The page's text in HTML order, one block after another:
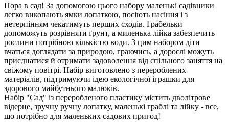
Пора в сад! За допомогою цього набору маленькі садівники
легко викопають ямки лопаткою, посіють насіння і з
нетерпінням чекатимуть перших сходів. Грабельки
допоможуть розрівняти ґрунт, а миленька лійка забезпечить
рослини потрібною кількістю води. З цим набором діти
вчаться доглядати за природою, граючись, а дорослі можуть
приєднатися й отримати задоволення від спільного заняття на
свіжому повітрі. Набір виготовлено з перероблених
матеріалів, підтримуючи ідею екологічної іграшки для
здорового майбутнього малюків.
Набір "Сад" із переробленого пластику містить дволітрове
відерце, зручну ручну лопатку, маленькі граблі та лійку - все,
що потрібно для маленьких садових пригод!